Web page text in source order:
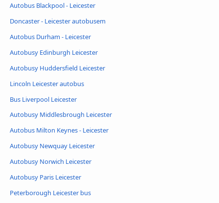
Autobus Blackpool - Leicester
Doncaster - Leicester autobusem
Autobus Durham - Leicester
Autobusy Edinburgh Leicester
Autobusy Huddersfield Leicester
Lincoln Leicester autobus
Bus Liverpool Leicester
Autobusy Middlesbrough Leicester
Autobus Milton Keynes - Leicester
Autobusy Newquay Leicester
Autobusy Norwich Leicester
Autobusy Paris Leicester
Peterborough Leicester bus